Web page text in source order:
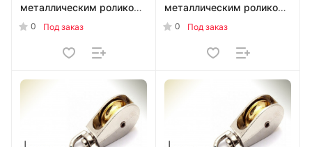
металлическим роликом
50 мм (d12)
0 Под заказ
металлическим роликом
32 мм (d8) УТ000019465
0 Под заказ